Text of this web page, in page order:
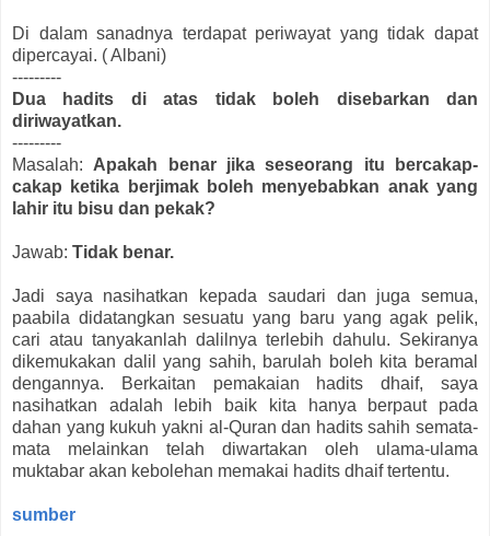
Di dalam sanadnya terdapat periwayat yang tidak dapat
dipercayai. ( Albani)
---------
Dua hadits di atas tidak boleh disebarkan dan
diriwayatkan.
---------
Masalah: Apakah benar jika seseorang itu bercakap-
cakap ketika berjimak boleh menyebabkan anak yang
lahir itu bisu dan pekak?
Jawab: Tidak benar.
Jadi saya nasihatkan kepada saudari dan juga semua,
paabila didatangkan sesuatu yang baru yang agak pelik,
cari atau tanyakanlah dalilnya terlebih dahulu. Sekiranya
dikemukakan dalil yang sahih, barulah boleh kita beramal
dengannya. Berkaitan pemakaian hadits dhaif, saya
nasihatkan adalah lebih baik kita hanya berpaut pada
dahan yang kukuh yakni al-Quran dan hadits sahih semata-
mata melainkan telah diwartakan oleh ulama-ulama
muktabar akan kebolehan memakai hadits dhaif tertentu.
sumber